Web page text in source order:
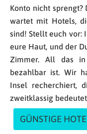
Konto nicht sprengt?
wartet mit Hotels,
sind! Stellt euch vor:
eure Haut, und der
Zimmer. All das
bezahlbar ist. Wir
Insel recherchiert,
zweitklassig
GÜNSTIGE